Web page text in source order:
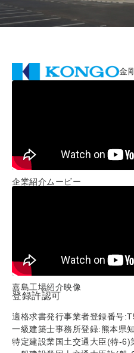
金
企業紹介ムービー
嘉島工場紹介映像
登録許認可
適格求書発行事業者登録番号
一級建築士事務所登録:熊本県
特定建設業国土交通大臣(特-6)